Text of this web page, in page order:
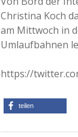
Christina Koch
am Mittwoch in
Umlaufbahnen
https://
teilen